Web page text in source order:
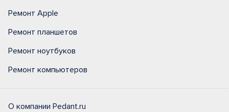
Ремонт Apple
Ремонт планшетов
Ремонт ноутбуков
Ремонт компьютеров
О компании Pedant.ru